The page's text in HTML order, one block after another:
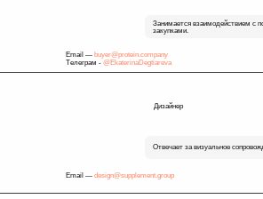
Занимается взаимодействием с
закупками.
Email — buyer@protein.company
Телеграм - @EkaterinaDegtiareva
Дизайнер
Отвечает за визуальное
Email — design@supplement.group